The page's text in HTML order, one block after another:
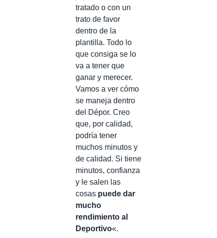
tratado o con un
trato de favor
dentro de la
plantilla. Todo lo
que consiga se lo
va a tener que
ganar y merecer.
Vamos a ver cómo
se maneja dentro
del Dépor. Creo
que, por calidad,
podría tener
muchos minutos y
de calidad. Si tiene
minutos, confianza
y le salen las
cosas puede dar
mucho
rendimiento al
Deportivo«.